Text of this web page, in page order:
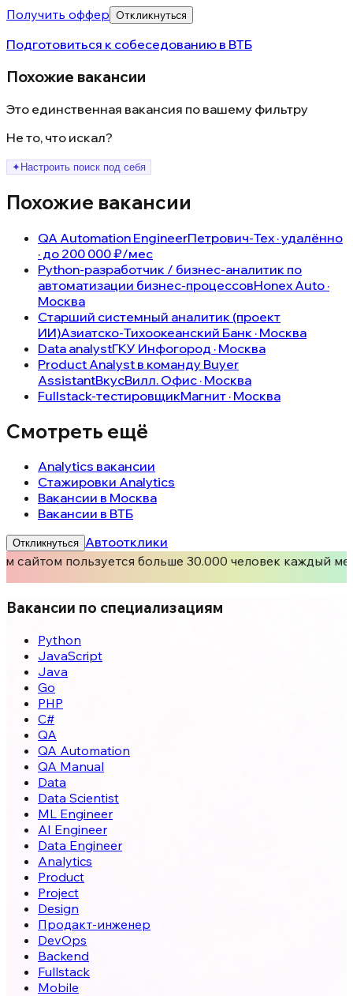
Получить оффер Откликнуться
Подготовиться к собеседованию в ВТБ
Похожие вакансии
Это единственная вакансия по вашему фильтру
Не то, что искал?
✦ Настроить поиск под себя
Похожие вакансии
QA Automation EngineerПетрович-Тех · удалённо
· до 200 000 ₽/мес
Python-разработчик / бизнес-аналитик по
автоматизации бизнес-процессовHonex Auto ·
Москва
Старший системный аналитик (проект
ИИ)Азиатско-Тихоокеанский Банк · Москва
Data analystГКУ Инфогород · Москва
Product Analyst в команду Buyer
AssistantВкусВилл. Офис · Москва
Fullstack-тестировщикМагнит · Москва
Смотреть ещё
Analytics вакансии
Стажировки Analytics
Вакансии в Москва
Вакансии в ВТБ
Откликнуться Автоотклики
сайтом пользуется больше 30.000 человек каждый
Вакансии по специализациям
Python
JavaScript
Java
Go
PHP
C#
QA
QA Automation
QA Manual
Data
Data Scientist
ML Engineer
AI Engineer
Data Engineer
Analytics
Product
Project
Design
Продакт-инженер
DevOps
Backend
Fullstack
Mobile